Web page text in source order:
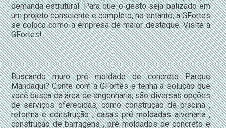
demanda estrutural. Para que o gesto seja balizado em
um projeto consciente e completo, no entanto, a GFortes
se coloca como a empresa de maior destaque. Visite a
GFortes!
Buscando muro pré moldado de concreto Parque
Mandaqui? Conte com a GFortes e tenha a solução que
você busca da área de engenharia, são diversas opções
de serviços oferecidas, como construção de piscina ,
reforma e construção , casas pré moldadas alvenaria ,
construção de barragens , pré moldados de concreto e